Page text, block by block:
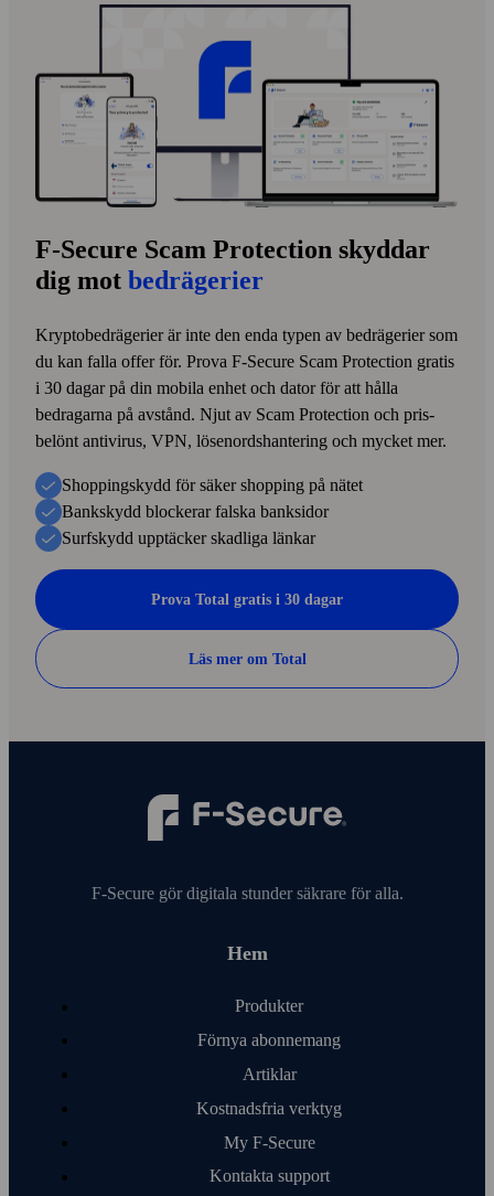
F-Secure Scam Protection skyddar
dig mot bedrägerier
Kryptobedrägerier är inte den enda typen av bedrägerier som
du kan falla offer för. Prova F‑Secure Scam Protection gratis
i 30 dagar på din mobila enhet och dator för att hålla
bedragarna på avstånd. Njut av Scam Protection och pris­
belönt anti­virus, VPN, lösen­ords­hantering och mycket mer.
Shoppingskydd för säker shopping på nätet
Bankskydd blockerar falska banksidor
Surfskydd upptäcker skadliga länkar
Prova Total gratis i 30 dagar
Läs mer om Total
F‑Secure gör digitala stunder säkrare för alla.
Hem
Produkter
Förnya abonnemang
Artiklar
Kostnads­fria verktyg
My F‑Secure
Kontakta support